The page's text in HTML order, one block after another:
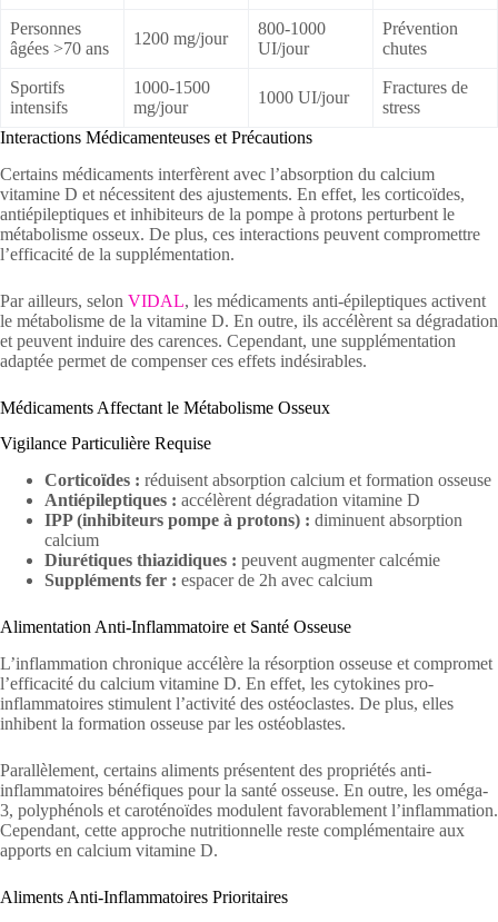
Personnes
âgées >70 ans
1200 mg/jour
800-1000
UI/jour
Prévention
chutes
Sportifs
intensifs
1000-1500
mg/jour
1000 UI/jour
Fractures de
stress
Interactions Médicamenteuses et Précautions
Certains médicaments interfèrent avec l’absorption du calcium
vitamine D et nécessitent des ajustements. En effet, les corticoïdes,
antiépileptiques et inhibiteurs de la pompe à protons perturbent le
métabolisme osseux. De plus, ces interactions peuvent compromettre
l’efficacité de la supplémentation.
Par ailleurs, selon VIDAL, les médicaments anti-épileptiques activent
le métabolisme de la vitamine D. En outre, ils accélèrent sa dégradation
et peuvent induire des carences. Cependant, une supplémentation
adaptée permet de compenser ces effets indésirables.
Médicaments Affectant le Métabolisme Osseux
Vigilance Particulière Requise
Corticoïdes : réduisent absorption calcium et formation osseuse
Antiépileptiques : accélèrent dégradation vitamine D
IPP (inhibiteurs pompe à protons) : diminuent absorption
calcium
Diurétiques thiazidiques : peuvent augmenter calcémie
Suppléments fer : espacer de 2h avec calcium
Alimentation Anti-Inflammatoire et Santé Osseuse
L’inflammation chronique accélère la résorption osseuse et compromet
l’efficacité du calcium vitamine D. En effet, les cytokines pro-
inflammatoires stimulent l’activité des ostéoclastes. De plus, elles
inhibent la formation osseuse par les ostéoblastes.
Parallèlement, certains aliments présentent des propriétés anti-
inflammatoires bénéfiques pour la santé osseuse. En outre, les oméga-
3, polyphénols et caroténoïdes modulent favorablement l’inflammation.
Cependant, cette approche nutritionnelle reste complémentaire aux
apports en calcium vitamine D.
Aliments Anti-Inflammatoires Prioritaires